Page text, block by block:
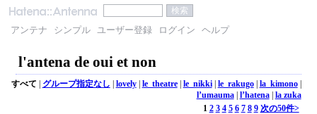
アンテナ シンプル ユーザー登録 ログイン ヘルプ
l'antena de oui et non
すべて | グループ指定なし | lovely| le_theatre| le_nikki| le_rakugo| la_kimono|
l’umauma| l’hatena| la zuka
1 2 3 4 5 6 7 8 9 次の50件>